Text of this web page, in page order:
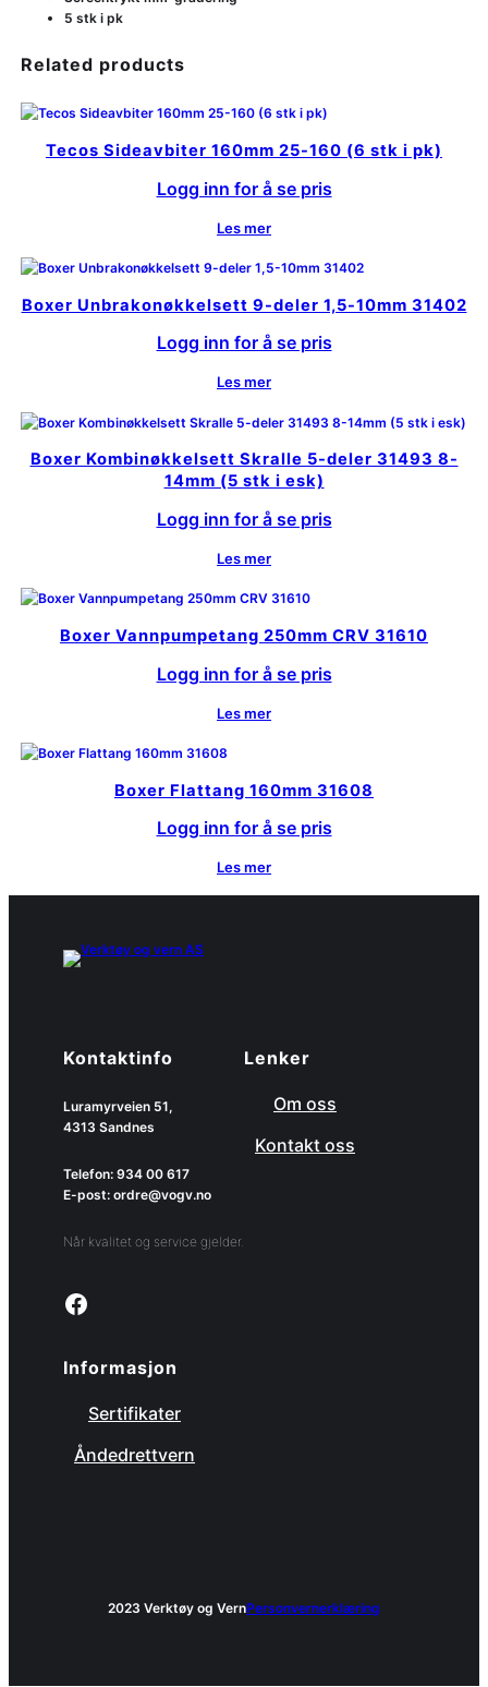
5 stk i pk
Related products
Tecos Sideavbiter 160mm 25-160 (6 stk i pk)
Logg inn for å se pris
Les mer
Boxer Unbrakonøkkelsett 9-deler 1,5-10mm 31402
Logg inn for å se pris
Les mer
Boxer Kombinøkkelsett Skralle 5-deler 31493 8-
14mm (5 stk i esk)
Logg inn for å se pris
Les mer
Boxer Vannpumpetang 250mm CRV 31610
Logg inn for å se pris
Les mer
Boxer Flattang 160mm 31608
Logg inn for å se pris
Les mer
Kontaktinfo
Luramyrveien 51,
4313 Sandnes
Telefon: 934 00 617
E-post: ordre@vogv.no
Når kvalitet og service gjelder.
Link to facebook page
Lenker
Om oss
Kontakt oss
Informasjon
Sertifikater
Åndedrettvern
2023 Verktøy og VernPersonvernerklæring